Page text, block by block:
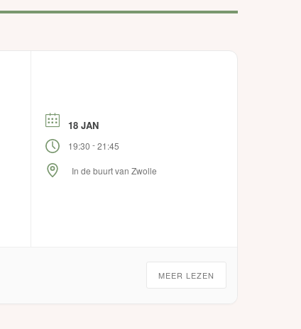
18 JAN
19:30 -21:45
In de buurt van Zwolle
MEER LEZEN